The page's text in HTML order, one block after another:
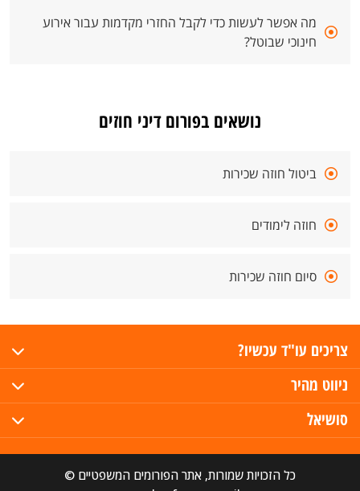
מה אפשר לעשות כדי לקבל החזרי מקדמות עבור אירוע
חינוכי שבוטל?
נושאים בפורום דיני חוזים
ביטול חוזה שכירות
חוזה לימודים
סיום חוזה שכירות
צריכים עו"ד עכשיו?
ניווט מהיר
סושיאל
כל הזכויות שמורות, אתר הפורומים המשפטיים ©